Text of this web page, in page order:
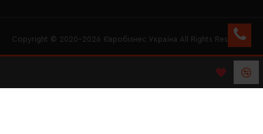
Copyright © 2020–2026 Євробізнес Україна All Rights Reserved
LOGO ЄВРОБІЗНЕС